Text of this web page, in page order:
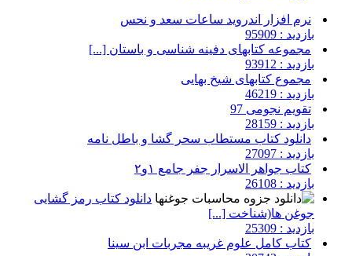
نرم افزار اندروید ساعات سعد و نحس
بازدید : 95909
مجموعه کتابهای دفینه شناسی و باستان [...]
بازدید : 93912
مجموع کتابهای شیخ بهایی
بازدید : 46219
تقویم نجومی 97
بازدید : 28159
دانلود کتاب مستطاب سحر گشا و باطل نامه
بازدید : 27097
کتاب جواهر الاسرار جفر جامع ۱و۲
بازدید : 26108
دانلود کتاب رمز گشایی
جوغن ها(شناخت [...]
بازدید : 25309
کتاب کامل علوم غریبه مجربات ابن سینا